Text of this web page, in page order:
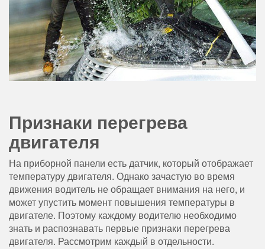
Признаки перегрева
двигателя
На приборной панели есть датчик, который отображает
температуру двигателя. Однако зачастую во время
движения водитель не обращает внимания на него, и
может упустить момент повышения температуры в
двигателе. Поэтому каждому водителю необходимо
знать и распознавать первые признаки перегрева
двигателя. Рассмотрим каждый в отдельности.